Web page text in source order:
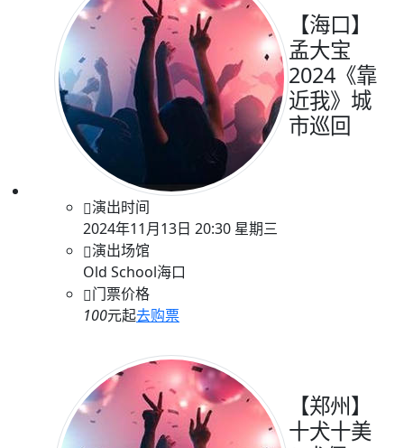
【海口】
孟大宝
2024《靠
近我》城
市巡回
演出时间
2024年11月13日 20:30 星期三
演出场馆
Old School海口
门票价格
100元起去购票
【郑州】
十犬十美